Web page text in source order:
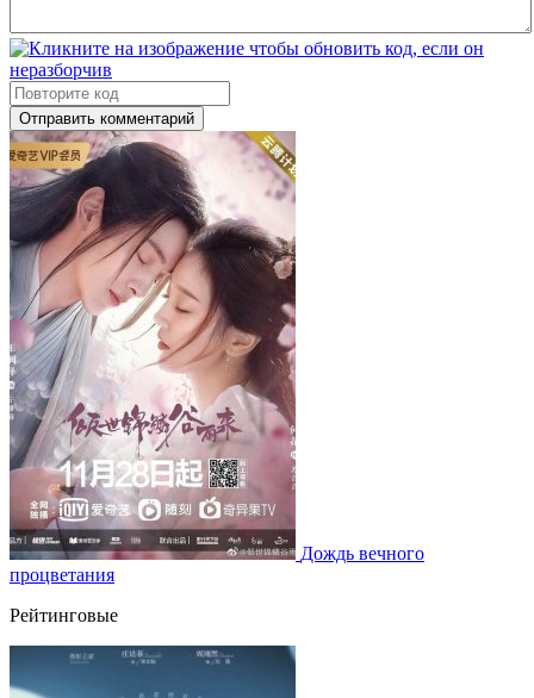
Отправить комментарий
Дождь вечного
процветания
Рейтинговые